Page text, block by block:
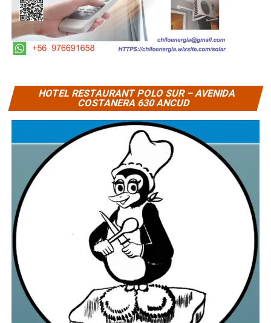
HOTEL RESTAURANT POLO SUR – AVENIDA
COSTANERA 630 ANCUD